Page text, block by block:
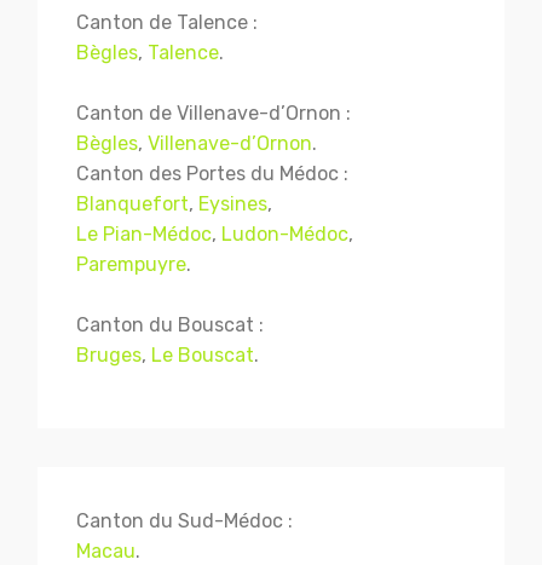
Canton de Talence :
Bègles, Talence.
Canton de Villenave-d’Ornon :
Bègles, Villenave-d’Ornon.
Canton des Portes du Médoc :
Blanquefort, Eysines,
Le Pian-Médoc, Ludon-Médoc,
Parempuyre.
Canton du Bouscat :
Bruges, Le Bouscat.
Canton du Sud-Médoc :
Macau.